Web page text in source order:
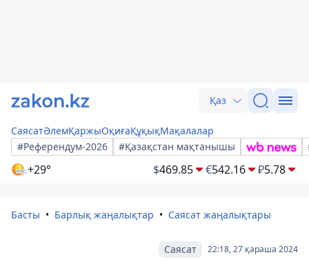
Қаз
СаясатӘлемҚаржыОқиғаҚұқықМақалалар
#Референдум-2026
#Қазақстан мақтанышы
+29° $469.85 €542.16 ₽5.78
Басты Барлық жаңалықтар Саясат жаңалықтары
22:18, 27 қараша 2024
Саясат